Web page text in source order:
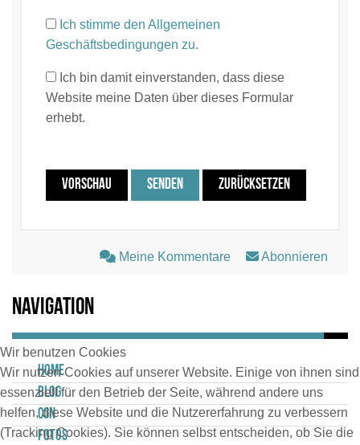
Ich stimme den Allgemeinen
Geschäftsbedingungen zu.
Ich bin damit einverstanden, dass diese
Website meine Daten über dieses Formular
erhebt.
VORSCHAU SENDEN ZURÜCKSETZEN
Meine Kommentare Abonnieren
Navigation
Home
Blog
CGN
Fotos
Wir benutzen Cookies
Wir nutzen Cookies auf unserer Website. Einige von ihnen sind
essenziell für den Betrieb der Seite, während andere uns
helfen, diese Website und die Nutzererfahrung zu verbessern
(Tracking Cookies). Sie können selbst entscheiden, ob Sie die